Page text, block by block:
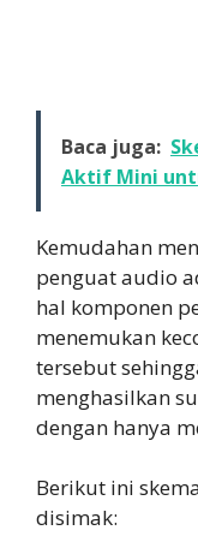
Baca juga:
Aktif Mini
Kemudahan
penguat audio
hal komponen
menemukan
tersebut
menghasilkan
dengan hanya
Berikut ini
disimak: